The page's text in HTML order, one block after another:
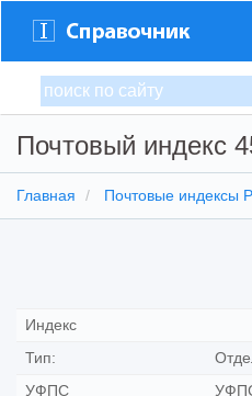
Почтовый индекс
Главная Почтовые индексы
Индекс
Тип:
УФПС